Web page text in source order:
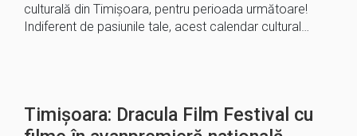
culturală din Timișoara, pentru perioada următoare!
Indiferent de pasiunile tale, acest calendar cultural…
Timișoara: Dracula Film Festival cu